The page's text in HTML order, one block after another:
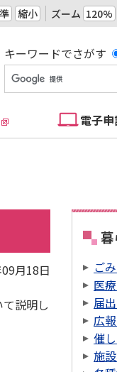
縮小 ズーム 120%
キーワードでさがす
電子
月18日
説明し
暮
ご
医
届
広
催
施